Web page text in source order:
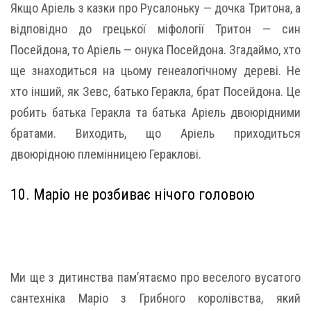
Якщо Аріель з казки про Русалоньку — дочка Тритона, а
відповідно до грецької міфології Тритон — син
Посейдона, то Аріель — онука Посейдона. Згадаймо, хто
ще знаходиться на цьому генеалогічному дереві. Не
хто інший, як Зевс, батько Геракла, брат Посейдона. Це
робить батька Геракла та батька Аріель двоюрідними
братами. Виходить, що Аріель приходиться
двоюрідною племінницею Гераклові.
10. Маріо не розбиває нічого головою
Ми ще з дитинства пам’ятаємо про веселого вусатого
сантехніка Маріо з Грибного королівства, який